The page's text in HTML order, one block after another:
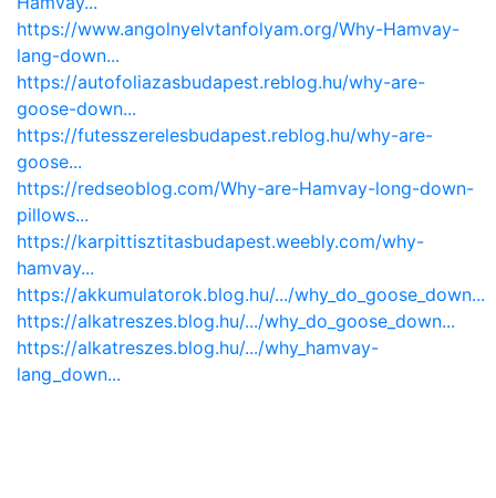
https://www.angolnyelvtanfolyam.org/Why-Hamvay-
lang-down...
https://autofoliazasbudapest.reblog.hu/why-are-
goose-down...
https://futesszerelesbudapest.reblog.hu/why-are-
goose...
https://redseoblog.com/Why-are-Hamvay-long-down-
pillows...
https://karpittisztitasbudapest.weebly.com/why-
hamvay...
https://akkumulatorok.blog.hu/.../why_do_goose_down...
https://alkatreszes.blog.hu/.../why_do_goose_down...
https://alkatreszes.blog.hu/.../why_hamvay-
lang_down...